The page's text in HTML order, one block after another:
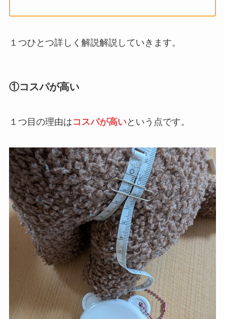
１つひとつ詳しく解説解説していきます。
①コスパが高い
１つ目の理由はコスパが高いという点です。